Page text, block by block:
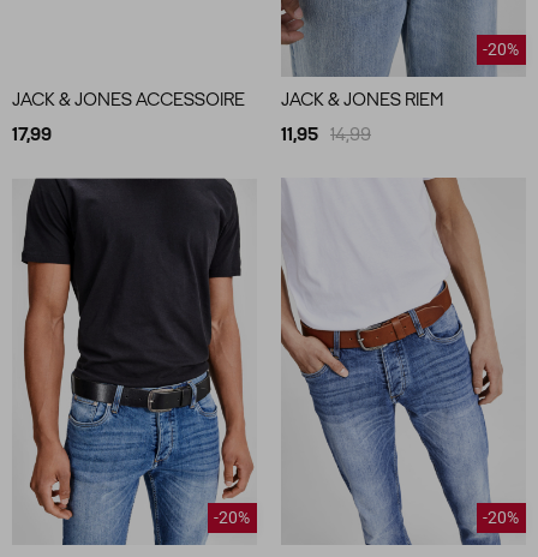
JACK & JONES ACCESSOIRE
17,99
-20%
JACK & JONES RIEM
11,95 14,99
-20% -20%